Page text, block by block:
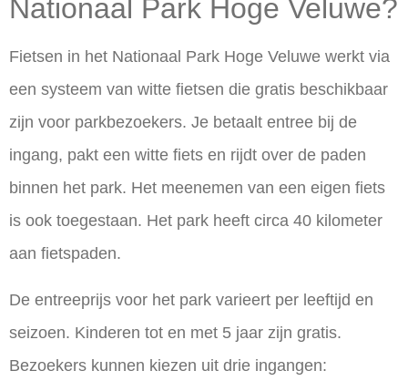
Nationaal Park Hoge Veluwe?
Fietsen in het Nationaal Park Hoge Veluwe werkt via
een systeem van witte fietsen die gratis beschikbaar
zijn voor parkbezoekers. Je betaalt entree bij de
ingang, pakt een witte fiets en rijdt over de paden
binnen het park. Het meenemen van een eigen fiets
is ook toegestaan. Het park heeft circa 40 kilometer
aan fietspaden.
De entreeprijs voor het park varieert per leeftijd en
seizoen. Kinderen tot en met 5 jaar zijn gratis.
Bezoekers kunnen kiezen uit drie ingangen: